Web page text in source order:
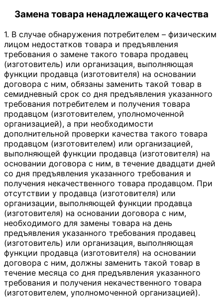
Замена товара ненадлежащего качества
1. В случае обнаружения потребителем – физическим
лицом недостатков товара и предъявления
требования о замене такого товара продавец
(изготовитель) или организация, выполняющая
функции продавца (изготовителя) на основании
договора с ним, обязаны заменить такой товар в
семидневный срок со дня предъявления указанного
требования потребителем и получения товара
продавцом (изготовителем, уполномоченной
организацией), а при необходимости
дополнительной проверки качества такого товара
продавцом (изготовителем) или организацией,
выполняющей функции продавца (изготовителя) на
основании договора с ним, в течение двадцати дней
со дня предъявления указанного требования и
получения некачественного товара продавцом. При
отсутствии у продавца (изготовителя) или
организации, выполняющей функции продавца
(изготовителя) на основании договора с ним,
необходимого для замены товара на день
предъявления указанного требования продавец
(изготовитель) или организация, выполняющая
функции продавца (изготовителя) на основании
договора с ним, должны заменить такой товар в
течение месяца со дня предъявления указанного
требования и получения некачественного товара
(изготовителем, уполномоченной организацией).